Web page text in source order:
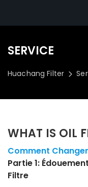
SERVICE
Huachang Filter
WHAT IS OIL
Comment
Partie 1:
Filtre